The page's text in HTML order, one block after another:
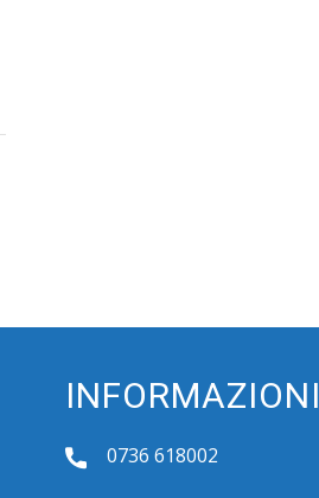
INFORMAZIONI
0736 618002